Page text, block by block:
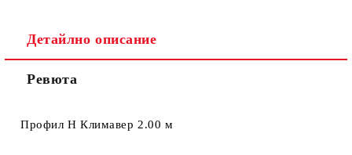
Детайлно описание
Ревюта
Профил Н Климавер 2.00 м